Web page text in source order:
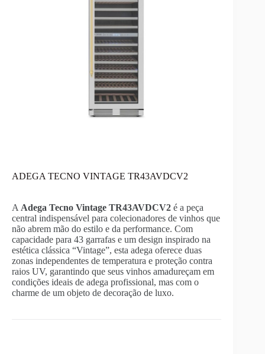
ADEGA TECNO VINTAGE TR43AVDCV2
A Adega Tecno Vintage TR43AVDCV2 é a peça
central indispensável para colecionadores de vinhos que
não abrem mão do estilo e da performance. Com
capacidade para 43 garrafas e um design inspirado na
estética clássica “Vintage”, esta adega oferece duas
zonas independentes de temperatura e proteção contra
raios UV, garantindo que seus vinhos amadureçam em
condições ideais de adega profissional, mas com o
charme de um objeto de decoração de luxo.